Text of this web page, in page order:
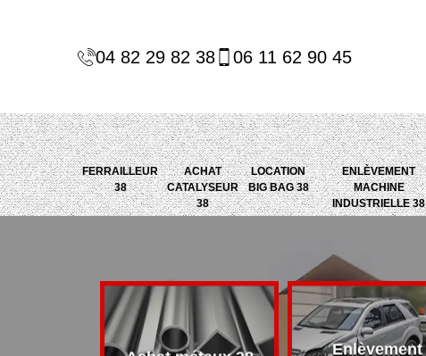
04 82 29 82 38 06 11 62 90 45
FERRAILLEUR
38
ACHAT
CATALYSEUR
38
LOCATION
BIG BAG 38
ENLÈVEMENT
MACHINE
INDUSTRIELLE 38
Enlèvement